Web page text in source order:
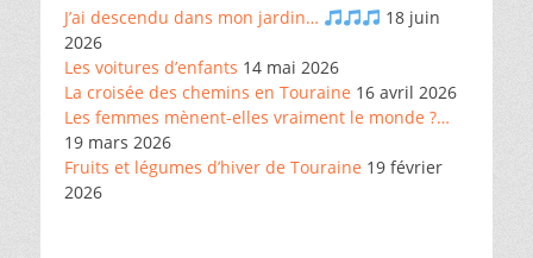
J’ai descendu dans mon jardin…
18 juin
2026
Les voitures d’enfants 14 mai 2026
La croisée des chemins en Touraine 16 avril 2026
Les femmes mènent-elles vraiment le monde ?…
19 mars 2026
Fruits et légumes d’hiver de Touraine 19 février
2026